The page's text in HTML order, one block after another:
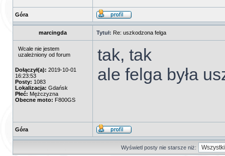
Góra
marcingda Tytuł: Re: uszkodzona felga
Wcale nie jestem
uzależniony od forum
Dołączył(a): 2019-10-01
16:23:53
Posty: 1083
Lokalizacja: Gdańsk
Płeć: Mężczyzna
Obecne moto: F800GS
tak, tak
ale felga była
Góra
Wyświetl posty nie starsze niż: